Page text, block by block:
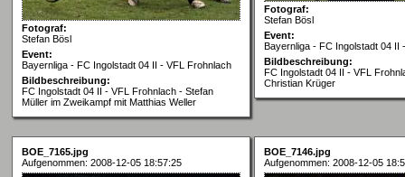
Fotograf:
Stefan Bösl
Event:
Bayernliga - FC Ingolstadt 04 II - VFL Frohnlach
Bildbeschreibung:
FC Ingolstadt 04 II - VFL Frohnlach - Stefan
Müller im Zweikampf mit Matthias Weller
Fotograf:
Stefan Bösl
Event:
Bayernliga - FC Ingolstadt 04 II
Bildbeschreibung:
FC Ingolstadt 04 II - VFL
Christian Krüger
BOE_7165.jpg
Aufgenommen: 2008-12-05 18:57:25
BOE_7146.jpg
Aufgenommen: 2008-12-05